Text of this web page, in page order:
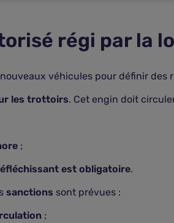
régi par la
véhicules pour définir
les trottoirs. Cet engin doit
;
est obligatoire.
sanctions sont prévues :
;